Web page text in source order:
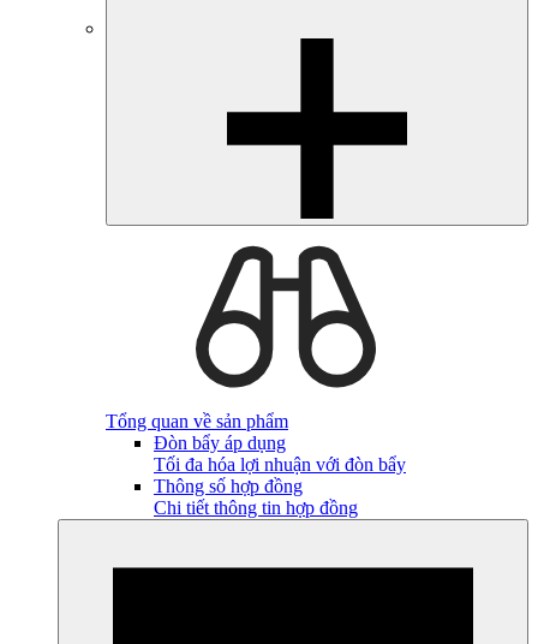
Tổng quan về sản phẩm
Đòn bẩy áp dụng
Tối đa hóa lợi nhuận với đòn bẩy
Thông số hợp đồng
Chi tiết thông tin hợp đồng